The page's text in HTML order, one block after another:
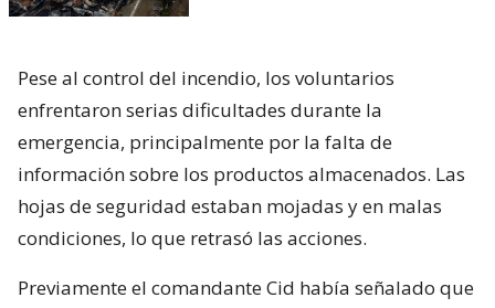
Pese al control del incendio, los voluntarios
enfrentaron serias dificultades durante la
emergencia, principalmente por la falta de
información sobre los productos almacenados. Las
hojas de seguridad estaban mojadas y en malas
condiciones, lo que retrasó las acciones.
Previamente el comandante Cid había señalado que